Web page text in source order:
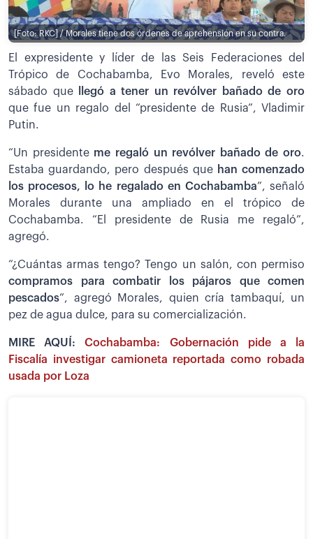
[Foto: RKC] / Morales tiene dos órdenes de aprehensión en su contra.
El expresidente y líder de las Seis Federaciones del
Trópico de Cochabamba, Evo Morales, reveló este
sábado que
llegó a tener un revólver bañado de oro
que fue un regalo del “presidente de Rusia”, Vladimir
Putin.
“Un presidente me regaló un revólver bañado de oro.
Estaba guardando, pero después quehan comenzado
los procesos, lo he regalado en Cochabamba”, señaló
Morales durante una ampliado en el trópico de
Cochabamba. “El presidente de Rusia me regaló”,
agregó.
“¿Cuántas armas tengo? Tengo un salón, con permiso
compramos para combatir los pájaros que comen
pescados”, agregó Morales, quien cría tambaquí, un
pez de agua dulce, para su comercialización.
MIRE AQUÍ:Cochabamba: Gobernación pide a la
Fiscalía investigar camioneta reportada como robada
usada por Loza